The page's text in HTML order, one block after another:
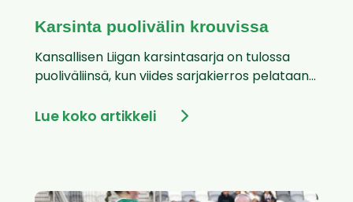
Karsinta puolivälin krouvissa
Kansallisen Liigan karsintasarja on tulossa
puoliväliinsä, kun viides sarjakierros pelataan...
Lue koko artikkeli